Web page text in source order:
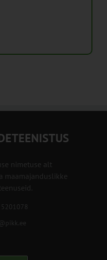
nimetuse alt
maamajanduslikke